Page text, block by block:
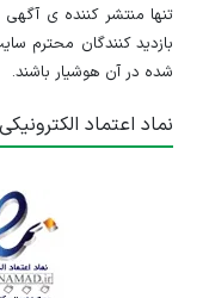
تنها منتشر کننده ی
بازدید کنندگان محترم
شده در آن هوشیار باشند.
نماد اعتماد الکترونیکی